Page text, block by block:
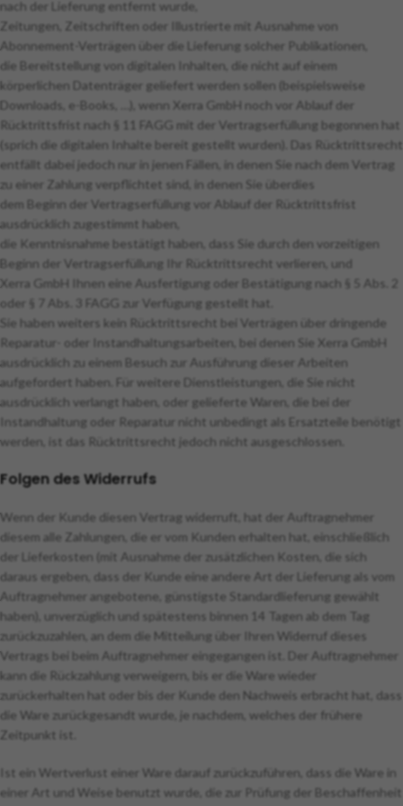
nach der Lieferung entfernt wurde,
Zeitungen, Zeitschriften oder Illustrierte mit Ausnahme von
Abonnement-Verträgen über die Lieferung solcher Publikationen,
die Bereitstellung von digitalen Inhalten, die nicht auf einem
körperlichen Datenträger geliefert werden sollen (beispielsweise
Downloads, e-Books, …), wenn Xerra GmbH noch vor Ablauf der
Rücktrittsfrist nach § 11 FAGG mit der Vertragserfüllung begonnen hat
(sprich die digitalen Inhalte bereit gestellt wurden). Das Rücktrittsrecht
entfällt dabei jedoch nur in jenen Fällen, in denen Sie nach dem Vertrag
zu einer Zahlung verpflichtet sind, in denen Sie überdies
dem Beginn der Vertragserfüllung vor Ablauf der Rücktrittsfrist
ausdrücklich zugestimmt haben,
die Kenntnisnahme bestätigt haben, dass Sie durch den vorzeitigen
Beginn der Vertragserfüllung Ihr Rücktrittsrecht verlieren, und
Xerra GmbH Ihnen eine Ausfertigung oder Bestätigung nach § 5 Abs. 2
oder § 7 Abs. 3 FAGG zur Verfügung gestellt hat.
Sie haben weiters kein Rücktrittsrecht bei Verträgen über dringende
Reparatur- oder Instandhaltungsarbeiten, bei denen Sie Xerra GmbH
ausdrücklich zu einem Besuch zur Ausführung dieser Arbeiten
aufgefordert haben. Für weitere Dienstleistungen, die Sie nicht
ausdrücklich verlangt haben, oder gelieferte Waren, die bei der
Instandhaltung oder Reparatur nicht unbedingt als Ersatzteile benötigt
werden, ist das Rücktrittsrecht jedoch nicht ausgeschlossen.
Folgen des Widerrufs
Wenn der Kunde diesen Vertrag widerruft, hat der Auftragnehmer
diesem alle Zahlungen, die er vom Kunden erhalten hat, einschließlich
der Lieferkosten (mit Ausnahme der zusätzlichen Kosten, die sich
daraus ergeben, dass der Kunde eine andere Art der Lieferung als vom
Auftragnehmer angebotene, günstigste Standardlieferung gewählt
haben), unverzüglich und spätestens binnen 14 Tagen ab dem Tag
zurückzuzahlen, an dem die Mitteilung über Ihren Widerruf dieses
Vertrags bei beim Auftragnehmer eingegangen ist. Der Auftragnehmer
kann die Rückzahlung verweigern, bis er die Ware wieder
zurückerhalten hat oder bis der Kunde den Nachweis erbracht hat, dass
die Ware zurückgesandt wurde, je nachdem, welches der frühere
Zeitpunkt ist.
Ist ein Wertverlust einer Ware darauf zurückzuführen, dass die Ware in
einer Art und Weise benutzt wurde, die zur Prüfung der Beschaffenheit